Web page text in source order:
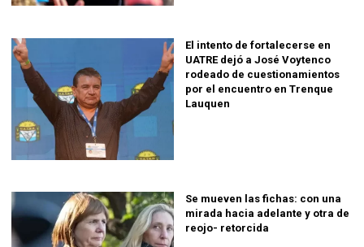
El intento de fortalecerse en
UATRE dejó a José Voytenco
rodeado de cuestionamientos
por el encuentro en Trenque
Lauquen
Se mueven las fichas: con una
mirada hacia adelante y otra de
reojo- retorcida